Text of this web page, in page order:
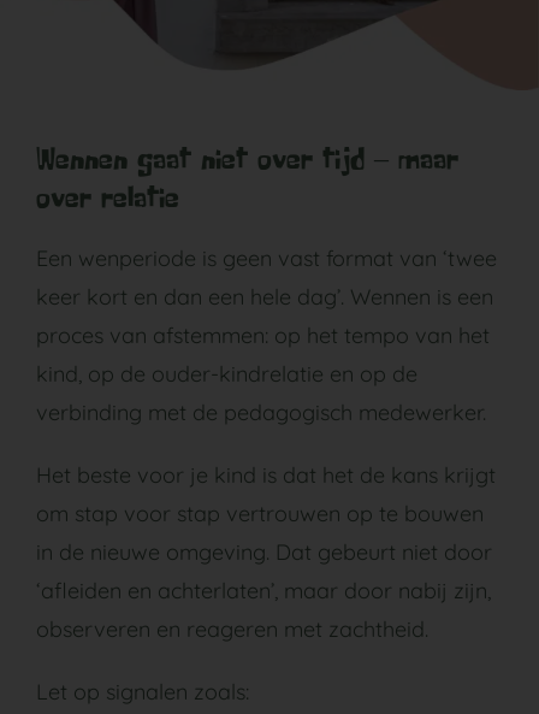
Wennen gaat niet over tijd – maar
over relatie
Een wenperiode is geen vast format van ‘twee
keer kort en dan een hele dag’. Wennen is een
proces van afstemmen: op het tempo van het
kind, op de ouder-kindrelatie en op de
verbinding met de pedagogisch medewerker.
Het beste voor je kind is dat het de kans krijgt
om stap voor stap vertrouwen op te bouwen
in de nieuwe omgeving. Dat gebeurt niet door
‘afleiden en achterlaten’, maar door nabij zijn,
observeren en reageren met zachtheid.
Let op signalen zoals: